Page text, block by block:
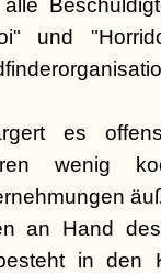
und
es
wenig
an Hand des
in den